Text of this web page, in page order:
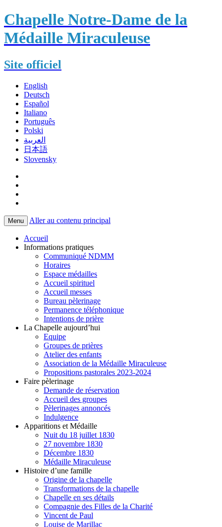
Chapelle Notre-Dame de la
Médaille Miraculeuse
Site officiel
English
Deutsch
Español
Italiano
Português
Polski
العربية
日本語
Slovensky
Menu Aller au contenu principal
Accueil
Informations pratiques
Communiqué NDMM
Horaires
Espace médailles
Accueil spirituel
Accueil messes
Bureau pèlerinage
Permanence téléphonique
Intentions de prière
La Chapelle aujourd’hui
Equipe
Groupes de prières
Atelier des enfants
Association de la Médaille Miraculeuse
Propositions pastorales 2023-2024
Faire pèlerinage
Demande de réservation
Accueil des groupes
Pèlerinages annoncés
Indulgence
Apparitions et Médaille
Nuit du 18 juillet 1830
27 novembre 1830
Décembre 1830
Médaille Miraculeuse
Histoire d’une famille
Origine de la chapelle
Transformations de la chapelle
Chapelle en ses détails
Compagnie des Filles de la Charité
Vincent de Paul
Louise de Marillac